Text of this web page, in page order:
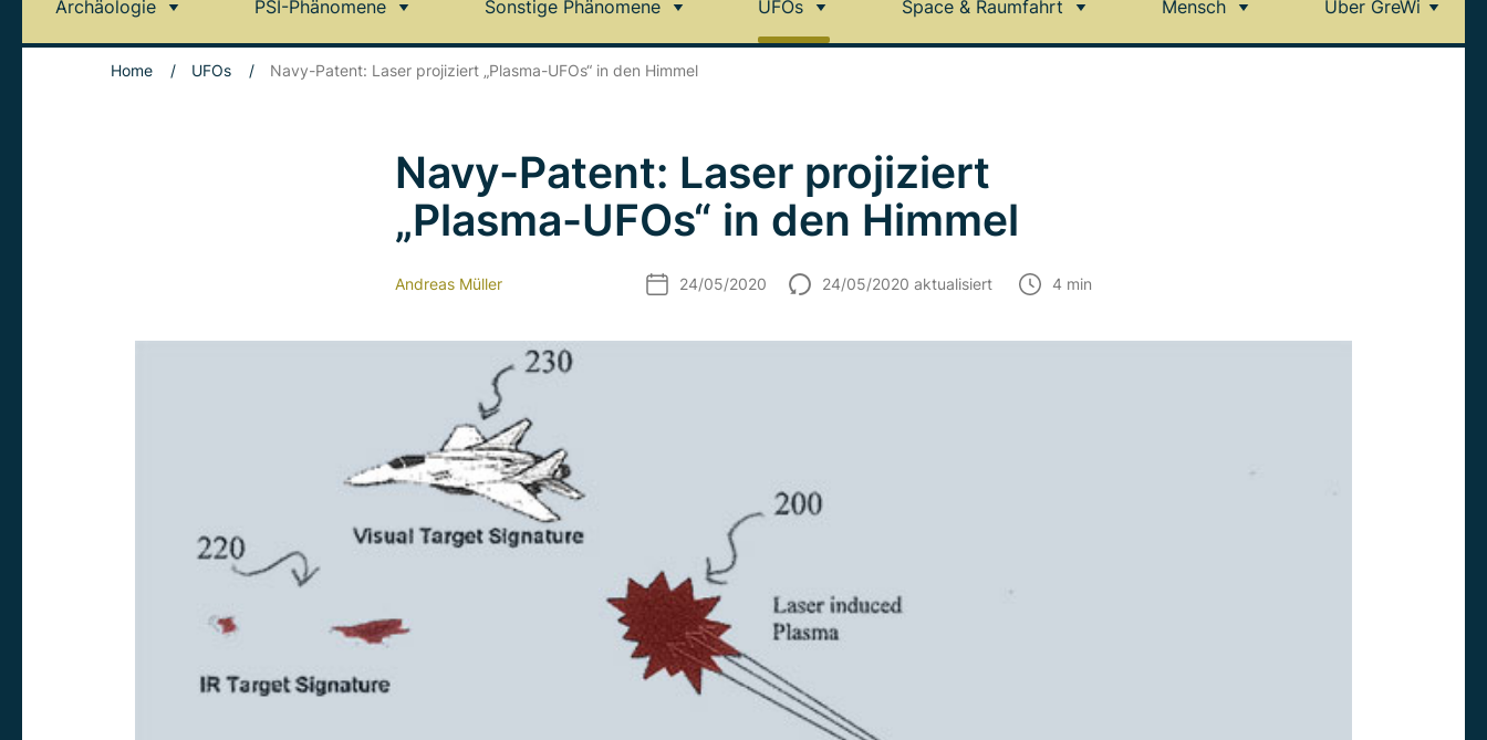
Archäologie PSI-Phänomene Sonstige Phänomene UFOs Space & Raumfahrt Mensch Über GreWi
Home / UFOs / Navy-Patent: Laser projiziert „Plasma-UFOs“ in den Himmel
Navy-Patent: Laser projiziert
„Plasma-UFOs“ in den Himmel
Andreas Müller 24/05/2020 24/05/2020 aktualisiert 4 min